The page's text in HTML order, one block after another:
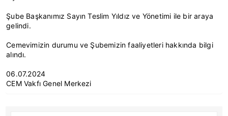
Şube Başkanımız Sayın Teslim Yıldız ve Yönetimi ile bir araya
gelindi.
Cemevimizin durumu ve Şubemizin faaliyetleri hakkında bilgi
alındı.
06.07.2024
CEM Vakfı Genel Merkezi